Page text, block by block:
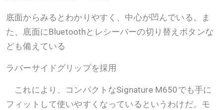
底面からみるとわかりやすく、中心が凹んでいる。ま
た、底面にBluetoothとレシーバーの切り替えボタンな
ども備えている
ラバーサイドグリップを採用
これにより、コンパクトなSignature M650でも手に
フィットして使いやすくなっているというわけだ。モ